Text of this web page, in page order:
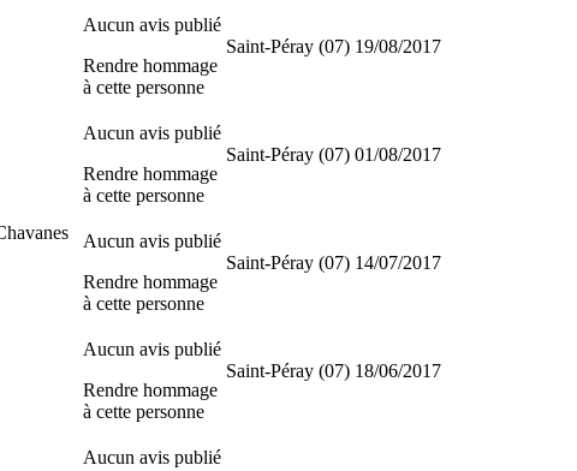
Aucun avis publié
Rendre hommage
à cette personne
Saint-Péray (07) 19/08/2017
Aucun avis publié
Rendre hommage
à cette personne
Saint-Péray (07) 01/08/2017
Aucun avis publié
Rendre hommage
à cette personne
Saint-Péray (07) 14/07/2017
Aucun avis publié
Rendre hommage
à cette personne
Saint-Péray (07) 18/06/2017
Aucun avis publié